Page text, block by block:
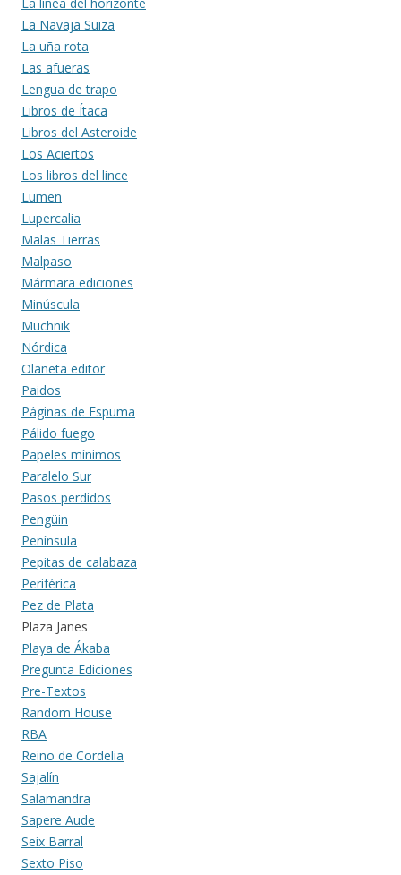
La Navaja Suiza
La uña rota
Las afueras
Lengua de trapo
Libros de Ítaca
Libros del Asteroide
Los Aciertos
Los libros del lince
Lumen
Lupercalia
Malas Tierras
Malpaso
Mármara ediciones
Minúscula
Muchnik
Nórdica
Olañeta editor
Paidos
Páginas de Espuma
Pálido fuego
Papeles mínimos
Paralelo Sur
Pasos perdidos
Pengüin
Península
Pepitas de calabaza
Periférica
Pez de Plata
Plaza Janes
Playa de Ákaba
Pregunta Ediciones
Pre-Textos
Random House
RBA
Reino de Cordelia
Sajalín
Salamandra
Sapere Aude
Seix Barral
Sexto Piso